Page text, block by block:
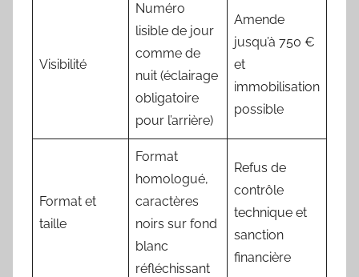
Visibilité
Numéro
lisible de jour
comme de
nuit (éclairage
obligatoire
pour l’arrière)
Amende
jusqu’à 750 €
et
immobilisation
possible
Format et
taille
Format
homologué,
caractères
noirs sur fond
blanc
réfléchissant
Refus de
contrôle
technique et
sanction
financière